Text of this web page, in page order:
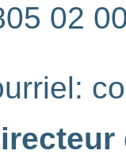
02